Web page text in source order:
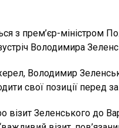
з прем’єр-міністром
зустріч Володимира
Володимир
свої позиції перед
візит Зеленського до